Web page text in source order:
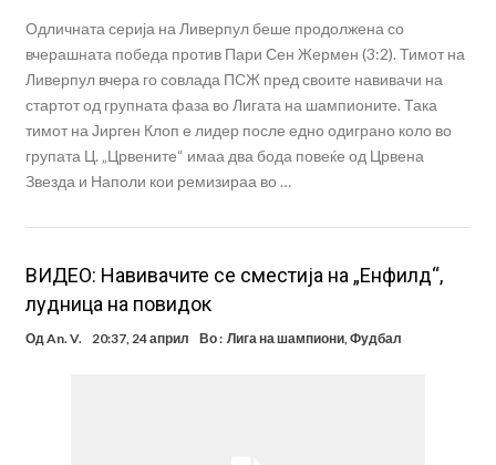
Одличната серија на Ливерпул беше продолжена со
вчерашната победа против Пари Сен Жермен (3:2). Тимот на
Ливерпул вчера го совлада ПСЖ пред своите навивачи на
стартот од групната фаза во Лигата на шампионите. Така
тимот на Јирген Клоп е лидер после едно одиграно коло во
групата Ц. „Црвените“ имаа два бода повеќе од Црвена
Звезда и Наполи кои ремизираа во …
ВИДЕО: Навивачите се сместија на „Енфилд“,
лудница на повидок
ОдAn. V. 20:37, 24 април Во : Лига на шампиони,Фудбал